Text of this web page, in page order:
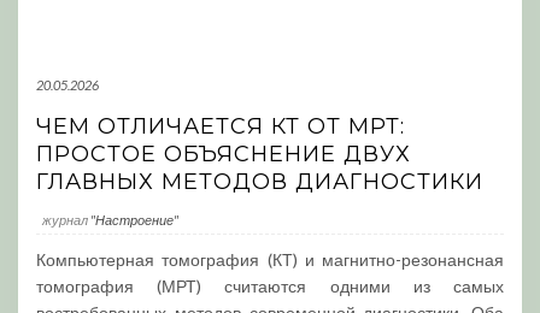
20.05.2026
ЧЕМ ОТЛИЧАЕТСЯ КТ ОТ МРТ:
ПРОСТОЕ ОБЪЯСНЕНИЕ ДВУХ
ГЛАВНЫХ МЕТОДОВ ДИАГНОСТИКИ
журнал "Настроение"
Компьютерная томография (КТ) и магнитно-резонансная
томография (МРТ) считаются одними из самых